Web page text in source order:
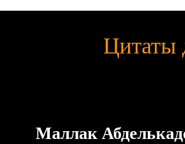
Цитаты
Маллак